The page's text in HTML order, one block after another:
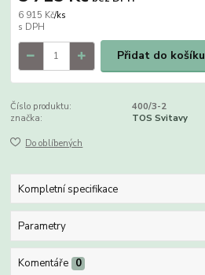
6 915 Kč/ks
Přidat do košíku
Číslo produktu:
400/3-2
značka:
TOS Svitavy
Do oblíbených
Kompletní specifikace
Parametry
Komentáře 0